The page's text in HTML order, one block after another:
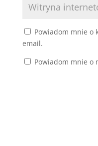
Powiadom mnie o
email.
Powiadom mnie o